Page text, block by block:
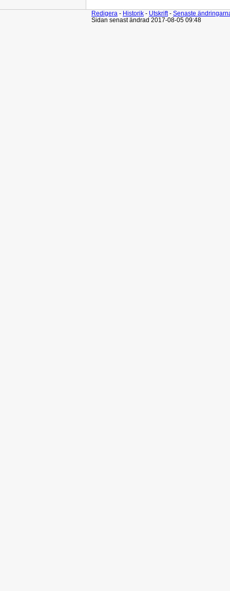
Redigera - Historik - Utskrift- Senaste
Sidan senast ändrad 2017-08-05 09:48